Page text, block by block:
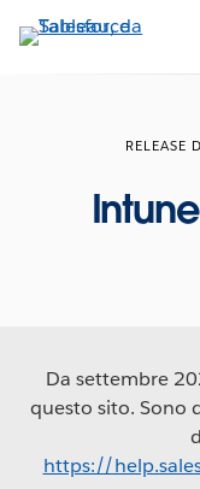
Passa
RELEASE
Da settembre
questo sito. Sono
https://